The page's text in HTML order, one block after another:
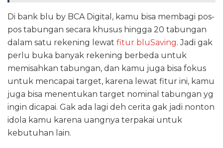
Di bank blu by BCA Digital, kamu bisa membagi pos-
pos tabungan secara khusus hingga 20 tabungan
dalam satu rekening lewat fitur bluSaving. Jadi gak
perlu buka banyak rekening berbeda untuk
memisahkan tabungan, dan kamu juga bisa fokus
untuk mencapai target, karena lewat fitur ini, kamu
juga bisa menentukan target nominal tabungan yg
ingin dicapai. Gak ada lagi deh cerita gak jadi nonton
idola kamu karena uangnya terpakai untuk
kebutuhan lain.